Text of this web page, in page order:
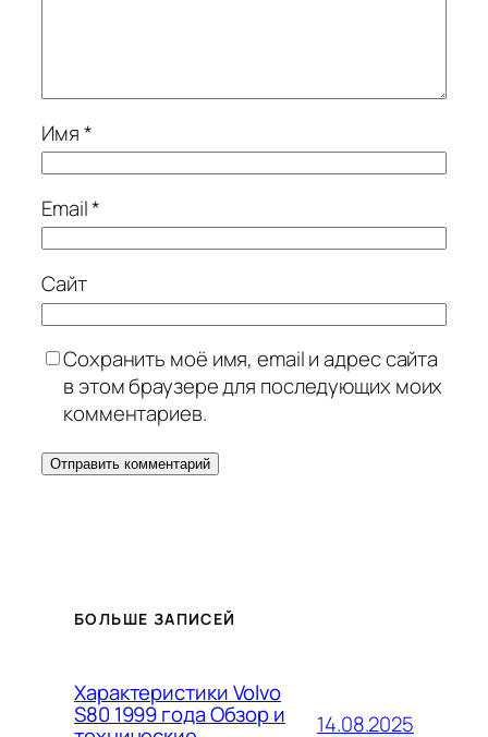
Имя*
Email*
Сайт
Сохранить моё имя, email и адрес сайта
в этом браузере для последующих моих
комментариев.
БОЛЬШЕ ЗАПИСЕЙ
Характеристики Volvo
S80 1999 года Обзор и 14.08.2025